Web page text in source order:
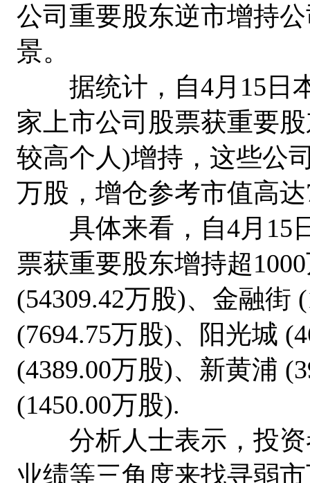
公司重要股东逆市增持
景。
据统计，自4月15日
家上市公司股票获重要
较高个人)增持，这些公
万股，增仓参考市值高
具体来看，自4月15
票获重要股东增持超
(54309.42万股)、金融街
(7694.75万股)、阳光城
(4389.00万股)、新黄浦
(1450.00万股).
分析人士表示，投资
业绩等三角度来找寻弱